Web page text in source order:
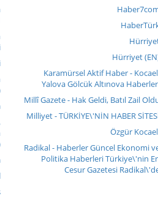
Hürriyet
Karamürsel Aktif Haber -
Yalova Gölcük Altınova
Millî Gazete - Hak Geldi, Batıl Zail
Milliyet - TÜRKİYE\'NİN HABER
Özgür
Radikal - Haberler Güncel Ekonomi
Politika Haberleri Türkiye\'nin
Cesur Gazetesi